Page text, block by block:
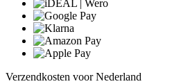
Verzendkosten voor Nederland